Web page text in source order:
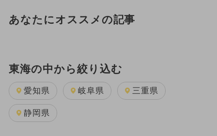
あなたにオススメの記事
東海の中から絞り込む
愛知県 岐阜県 三重県
静岡県